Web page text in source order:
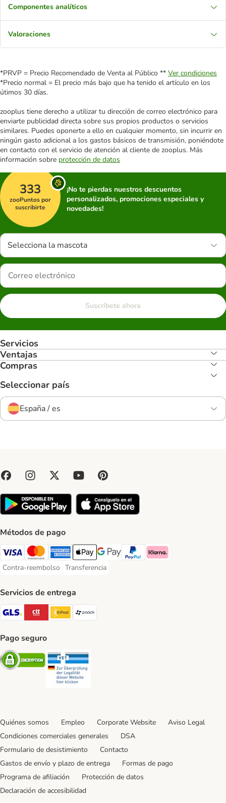
Componentes analíticos
Valoraciones
*PRVP = Precio Recomendado de Venta al Público ** Ver condiciones
*Precio normal = El precio más bajo que ha tenido el artículo en los
útimos 30 días.
zooplus tiene derecho a utilizar tu dirección de correo electrónico para
enviarte publicidad directa sobre sus propios productos o servicios
similares. Puedes oponerte a ello en cualquier momento, sin incurrir en
ningún gasto adicional a los gastos básicos de transmisión, poniéndote
en contacto con el servicio de atención al cliente de zooplus. Más
información sobre protección de datos
333
zooPuntos por
suscribirte
¡No te pierdas nuestros descuentos
personalizados, promociones especiales y
novedades!
Selecciona la mascota
Suscríbete ahora
Servicios
Ventajas
Compras
Seleccionar país
España / es
Métodos de pago
Visa Payment Method
Mastercard Payment Method
American Express Payment Method
Apple Pay Payment Method
Google Pay Payment Method
PayPal Payment Method
Klarna Payment Method
Contra-reembolso
Contra-reembolso Payment Method
Transferencia
Transferencia Payment Method
Servicios de entrega
GLS Shipping Method
CTTExpress Shipping Method
InPost Shipping Method
paack Shipping Method
Pago seguro
Security
Quiénes somos Empleo Corporate Website
Aviso Legal
Condiciones comerciales generales
DSA
Formulario de desistimiento
Contacto
Gastos de envío y plazo de entrega
Formas de pago
Programa de afiliación
Protección de datos
Declaración de accesibilidad